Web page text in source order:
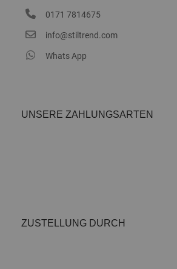
0171 7814675
info@stiltrend.com
Whats App
ZUSTELLUNG DURCH
UNSERE ZAHLUNGSARTEN